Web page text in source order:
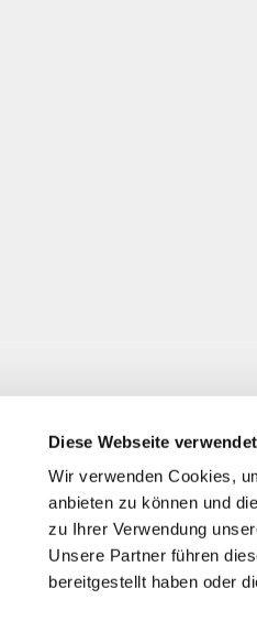
Diese Webseite
Wir verwenden Cookies,
anbieten zu können und
zu Ihrer Verwendung
Unsere Partner führen
bereitgestellt haben oder